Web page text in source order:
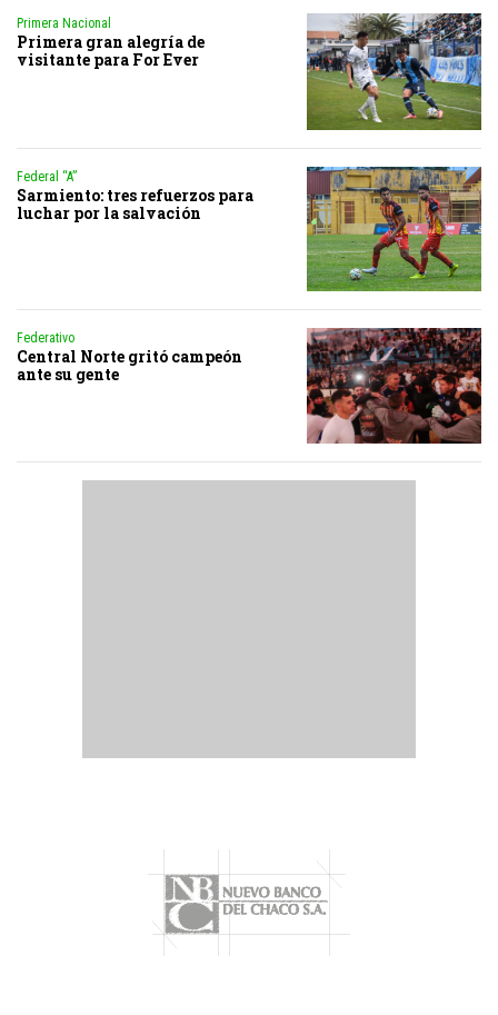
Primera Nacional
Primera gran alegría de
visitante para For Ever
Federal “A”
Sarmiento: tres refuerzos para
luchar por la salvación
Federativo
Central Norte gritó campeón
ante su gente